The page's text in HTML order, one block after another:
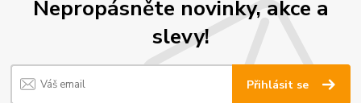
Nepropásněte novinky, akce a
slevy!
Přihlásit se